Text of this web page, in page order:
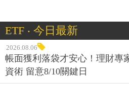
ETF ‧ 今日最新
2026.08.06
帳面獲利落袋才安心！理財專
資術 留意8/10關鍵日